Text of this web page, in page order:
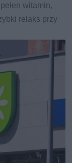
witamin,
relaks przy